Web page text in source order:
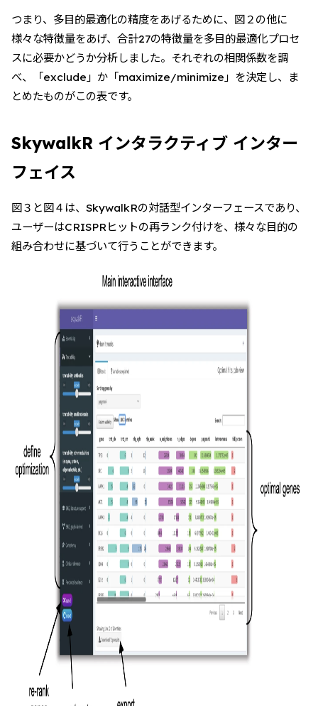
つまり、多目的最適化の精度をあげるために、図２の他に
様々な特徴量をあげ、合計27の特徴量を多目的最適化プロセ
スに必要かどうか分析しました。それぞれの相関係数を調
べ、「exclude」か「maximize/minimize」を決定し、ま
とめたものがこの表です。
SkywalkR インタラクティブ インター
フェイス
図３と図４は、SkywalkRの対話型インターフェースであり、
ユーザーはCRISPRヒットの再ランク付けを、様々な目的の
組み合わせに基づいて行うことができます。